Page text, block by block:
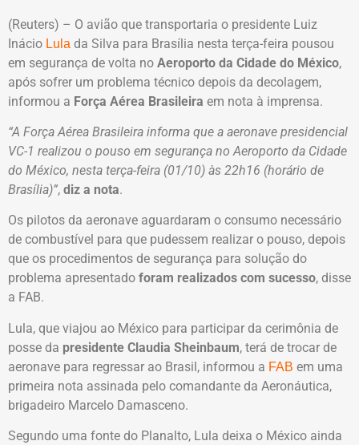
(Reuters) – O avião que transportaria o presidente Luiz
Inácio Lula da Silva para Brasília nesta terça-feira pousou
em segurança de volta no Aeroporto da Cidade do México,
após sofrer um problema técnico depois da decolagem,
informou a Força Aérea Brasileira em nota à imprensa.
“A Força Aérea Brasileira informa que a aeronave presidencial
VC-1 realizou o pouso em segurança no Aeroporto da Cidade
do México, nesta terça-feira (01/10) às 22h16 (horário de
Brasília)”, diz a nota.
Os pilotos da aeronave aguardaram o consumo necessário
de combustível para que pudessem realizar o pouso, depois
que os procedimentos de segurança para solução do
problema apresentado foram realizados com sucesso, disse
a FAB.
Lula, que viajou ao México para participar da cerimônia de
posse da presidente Claudia Sheinbaum, terá de trocar de
aeronave para regressar ao Brasil, informou a FAB em uma
primeira nota assinada pelo comandante da Aeronáutica,
brigadeiro Marcelo Damasceno.
Segundo uma fonte do Planalto, Lula deixa o México ainda